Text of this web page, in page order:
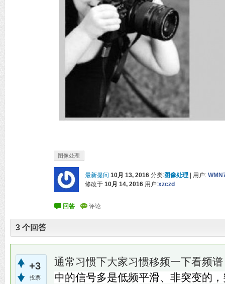
图像处理
最新提问 10月 13, 2016 分类:图像处理 用户:
修改于 10月 14, 2016 用户:xzczd
3 个回答
+3
投票
通常习惯下大家习惯移频一下看频
中的信号多是低频平滑、非突变的